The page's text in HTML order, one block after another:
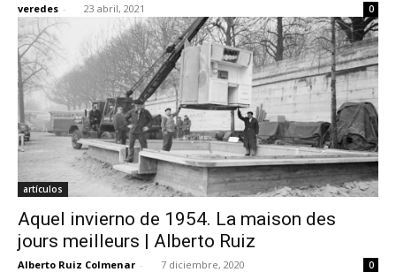
veredes - 23 abril, 2021 0
artículos
Aquel invierno de 1954. La maison des
jours meilleurs | Alberto Ruiz
Alberto Ruiz Colmenar - 7 diciembre, 2020 0